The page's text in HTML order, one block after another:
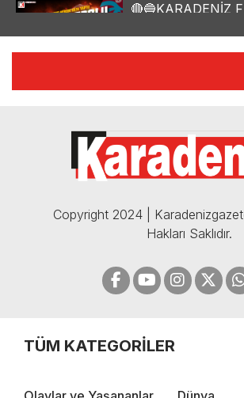
🔴🔵KARADENİZ
🔴🔵KARADENİZ
05.12.2024
Copyright 2024 |
Hakları Saklıdır.
TÜM KATEGORİLER